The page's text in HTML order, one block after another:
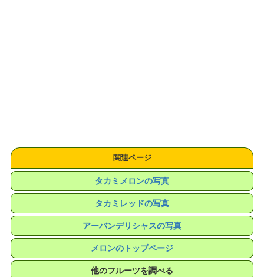
関連ページ
タカミメロンの写真
タカミレッドの写真
アーバンデリシャスの写真
メロンのトップページ
他のフルーツを調べる